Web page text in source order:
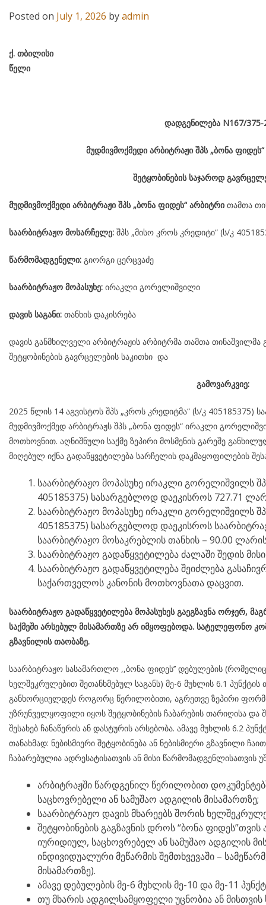
Posted on July 1, 2026 byadmin
ქ. თბილისი
წელი
დადგენილება N167/375-
მუდმივმოქმედი არბიტრაჟი შპს „ბონა
შეტყობინების საჯაროდ
მუდმივმოქმედი არბიტრაჟი შპს „ბონა ფიდეს“ არბიტრი თამთა
საარბიტრაჟო მოსარჩელე: შპს „მისო კროს კრედიტი“ (ს/კ
წარმომადგენელი: გიორგი ცერცვაძე
საარბიტრაჟო მოპასუხე: ირაკლი გორელიშვილი
დავის საგანი: თანხის დაკისრება
დავის განმხილველი არბიტრაჟის არბიტრმა თამთა თინაშვილმა
შეტყობინების გავრცელების საკითხი და
გამოვარკვიე:
2025 წლის 14 აგვისტოს შპს „კროს კრედიტმა“ (ს/კ 405185375)
მუდმივმოქმედ არბიტრაჟს შპს „ბონა ფიდეს“ ირაკლი
მოთხოვნით. აღნიშნული საქმე ზეპირი მოსმენის გარეშე
მიღებულ იქნა გადაწყვეტილება სარჩელის დაკმაყოფილების
საარბიტრაჟო მოპასუხე ირაკლი გორელიშვილს
405185375) სასარგებლოდ დაეკისროს 727.71
საარბიტრაჟო მოპასუხე ირაკლი გორელიშვილს
405185375) სასარგებლოდ დაეკისროს
საარბიტრაჟო მოსაკრებლის თანხის – 90.00
საარბიტრაჟო გადაწყვეტილება ძალაში შედის
საარბიტრაჟო გადაწყვეტილება შეიძლება
საქართველოს კანონის მოთხოვნათა დაცვით.
საარბიტრაჟო გადაწყვეტილება მოპასუხეს გაეგზავნა ორჯერ,
საქმეში არსებულ მისამართზე არ იმყოფებოდა. სატელეფონო
გზავნილის თაობაზე.
საარბიტრაჟო სასამართლო ,,ბონა ფიდეს’’ დებულების
ხელშეკრულებით შეთანხმებულ საგანს) მე-6 მუხლის 6.1 პუნქტის
განხორციელდეს როგორც წერილობითი, აგრეთვე ზეპირი
უზრუნველყოფილი იყოს შეტყობინების ჩაბარების თარიღისა და
შესახებ ჩანაწერის ან დასტურის არსებობა. ამავე მუხლის 6.2
თანახმად: ნებისმიერი შეტყობინება ან ნებისმიერი გზავნილი
ჩაბარებულია ადრესატისათვის ან მისი
არბიტრაჟში წარდგენილ წერილობით
საცხოვრებელი ან სამუშაო ადგილის მისამართზე;
საარბიტრაჟო დავის მხარეებს შორის
შეტყობინების გაგზავნის დროს “ბონა
იურიდიულ, საცხოვრებელ ან სამუშაო ადგილის
ინდივიდუალური მეწარმის შემთხვევაში –
მისამართზე).
ამავე დებულების მე-6 მუხლის მე-10 და მე-11
თუ მხარის ადგილსამყოფელი უცნობია ან მისთვის